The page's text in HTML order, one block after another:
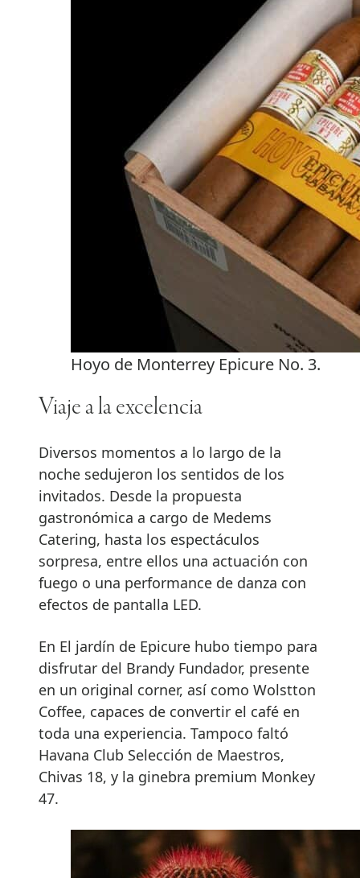
Hoyo de Monterrey Epicure No. 3.
Viaje a la excelencia
Diversos momentos a lo largo de la
noche sedujeron los sentidos de los
invitados. Desde la propuesta
gastronómica a cargo de Medems
Catering, hasta los espectáculos
sorpresa, entre ellos una actuación con
fuego o una performance de danza con
efectos de pantalla LED.
En El jardín de Epicure hubo tiempo para
disfrutar del Brandy Fundador, presente
en un original corner, así como Wolstton
Coffee, capaces de convertir el café en
toda una experiencia. Tampoco faltó
Havana Club Selección de Maestros,
Chivas 18, y la ginebra premium Monkey
47.